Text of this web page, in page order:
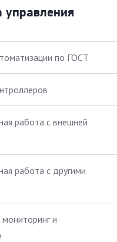
управления
по ГОСТ
работа с внешней
работа с другими
и